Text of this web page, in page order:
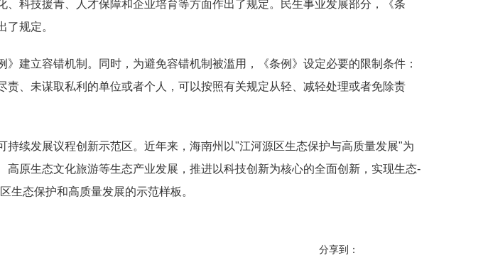
科技援青、人才保障和企业培育等方面作出了规定。民生事业发展部分，《条
规定。
建立容错机制。同时，为避免容错机制被滥用，《条例》设定必要的限制条件：
、未谋取私利的单位或者个人，可以按照有关规定从轻、减轻处理或者免除责
续发展议程创新示范区。近年来，海南州以"江河源区生态保护与高质量发展"为
原生态文化旅游等生态产业发展，推进以科技创新为核心的全面创新，实现生态-
生态保护和高质量发展的示范样板。
分享到：